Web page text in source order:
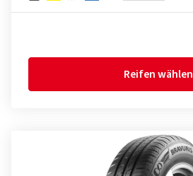
Reifen wählen